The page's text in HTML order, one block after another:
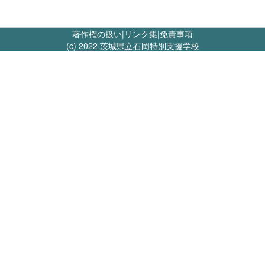
著作権の扱い| リンク集|免責事項
(c) 2022 茨城県立石岡特別支援学校